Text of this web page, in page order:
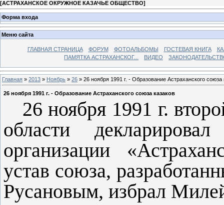
[АСТРАХАНСКОЕ ОКРУЖНОЕ КАЗАЧЬЕ ОБЩЕСТВО]
Форма входа
Меню сайта
ГЛАВНАЯ СТРАНИЦА ФОРУМ ФОТОАЛЬБОМЫ ГОСТЕВАЯ КНИГА
ПАМЯТКА АСТРАХАНСКОГ...
ВИДЕО
Главная » 2013 » Ноябрь » 26 » 26 ноября 1991 г. - Образование Астраханского союза
26 ноября 1991 г. - Образование Астраханского союза казаков
26 ноября 1991 г.
области
организации
устав союза,
Русановым, избрал